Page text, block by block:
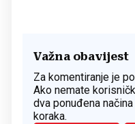
Važna obavijest
Za komentiranje je
Ako nemate
dva ponuđena
koraka.